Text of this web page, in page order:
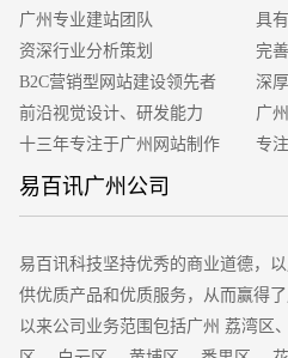
广州专业建站团队
资深行业分析策划
B2C营销型网站建设领先者
前沿视觉设计、研发能力
十三年专注于广州网站制作
客户的满意是我们唯一的宗旨
具
完
深
广
专
易百讯广州公司
易百讯科技坚持优秀的商业道德，
供优质产品和优质服务，从而赢得
以来公司业务范围包括广州 荔湾区